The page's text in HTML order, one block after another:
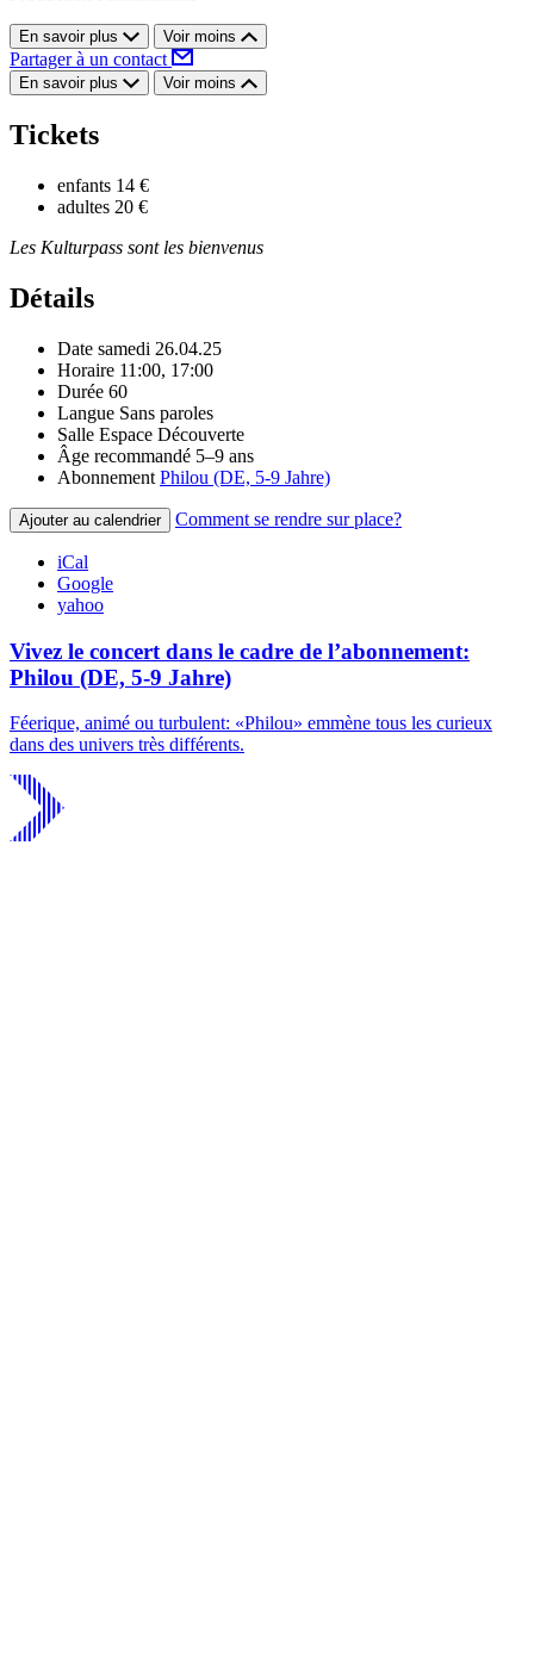
En savoir plus Voir moins
Partager à un contact
En savoir plus Voir moins
Tickets
enfants 14 €
adultes 20 €
Les Kulturpass sont les bienvenus
Détails
Date samedi 26.04.25
Horaire 11:00, 17:00
Durée 60
Langue Sans paroles
Salle Espace Découverte
Âge recommandé 5–9 ans
Abonnement Philou (DE, 5-9 Jahre)
Ajouter au calendrier Comment se rendre sur place?
iCal
Google
yahoo
Vivez le concert dans le cadre de l’abonnement:
Philou (DE, 5-9 Jahre)
Féerique, animé ou turbulent: «Philou» emmène tous les curieux
dans des univers très différents.